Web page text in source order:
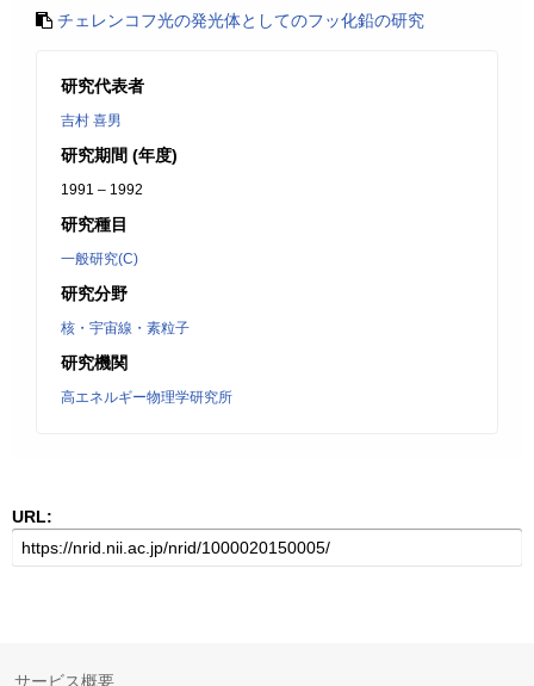
チェレンコフ光の発光体としてのフッ化鉛の研究
研究代表者
吉村 喜男
研究期間 (年度)
1991 – 1992
研究種目
一般研究(C)
研究分野
核・宇宙線・素粒子
研究機関
高エネルギー物理学研究所
URL:
サービス概要